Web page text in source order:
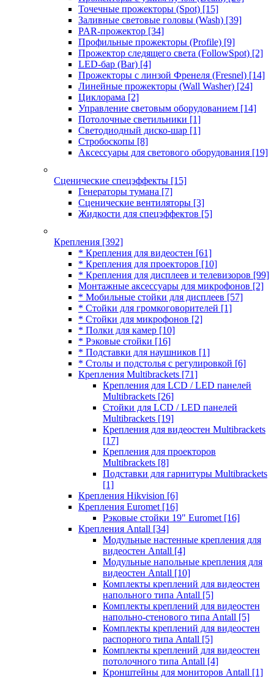
Точечные прожекторы (Spot) [15]
Заливные световые головы (Wash) [39]
PAR-прожектор [34]
Профильные прожекторы (Profile) [9]
Прожектор следящего света (FollowSpot) [2]
LED-бар (Bar) [4]
Прожекторы с линзой Френеля (Fresnel) [14]
Линейные прожекторы (Wall Washer) [24]
Циклорама [2]
Управление световым оборудованием [14]
Потолочные светильники [1]
Светодиодный диско-шар [1]
Стробоскопы [8]
Аксессуары для светового оборудования [19]
Сценические спецэффекты [15]
Генераторы тумана [7]
Сценические вентиляторы [3]
Жидкости для спецэффектов [5]
Крепления [392]
* Крепления для видеостен [61]
* Крепления для проекторов [10]
* Крепления для дисплеев и телевизоров [99]
Монтажные аксессуары для микрофонов [2]
* Мобильные стойки для дисплеев [57]
* Стойки для громкоговорителей [1]
* Стойки для микрофонов [2]
* Полки для камер [10]
* Рэковые стойки [16]
* Подставки для наушников [1]
* Столы и подстолья с регулировкой [6]
Крепления Multibrackets [71]
Крепления для LCD / LED панелей
Multibrackets [26]
Стойки для LCD / LED панелей
Multibrackets [19]
Крепления для видеостен Multibrackets
[17]
Крепления для проекторов
Multibrackets [8]
Подставки для гарнитуры Multibrackets
[1]
Крепления Hikvision [6]
Крепления Euromet [16]
Рэковые стойки 19" Euromet [16]
Крепления Antall [34]
Модульные настенные крепления для
видеостен Antall [4]
Модульные напольные крепления для
видеостен Antall [10]
Комплекты креплений для видеостен
напольного типа Antall [5]
Комплекты креплений для видеостен
напольно-стенового типа Antall [5]
Комплекты креплений для видеостен
распорного типа Antall [5]
Комплекты креплений для видеостен
потолочного типа Antall [4]
Кронштейны для мониторов Antall [1]